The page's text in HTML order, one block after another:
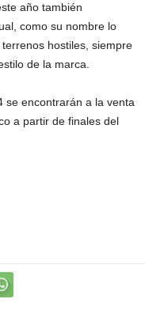
año también
como su nombre lo
hostiles, siempre
de la marca.
se encontrarán a la venta
a partir de finales del